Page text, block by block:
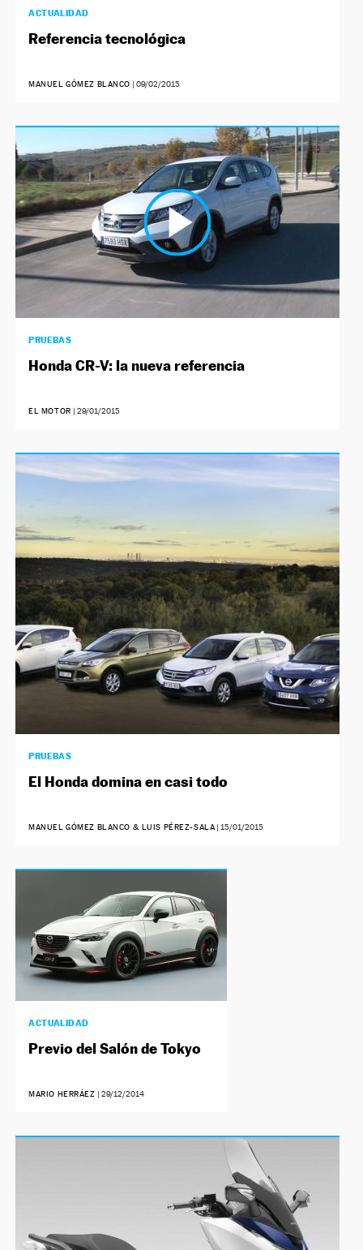
ACTUALIDAD
Referencia tecnológica
MANUEL GÓMEZ BLANCO |09/02/2015
PRUEBAS
Honda CR-V: la nueva referencia
EL MOTOR | 29/01/2015
PRUEBAS
El Honda domina en casi todo
MANUEL GÓMEZ BLANCO & LUIS PÉREZ-SALA | 15/01/2015
ACTUALIDAD
Previo del Salón de Tokyo
MARIO HERRÁEZ | 29/12/2014